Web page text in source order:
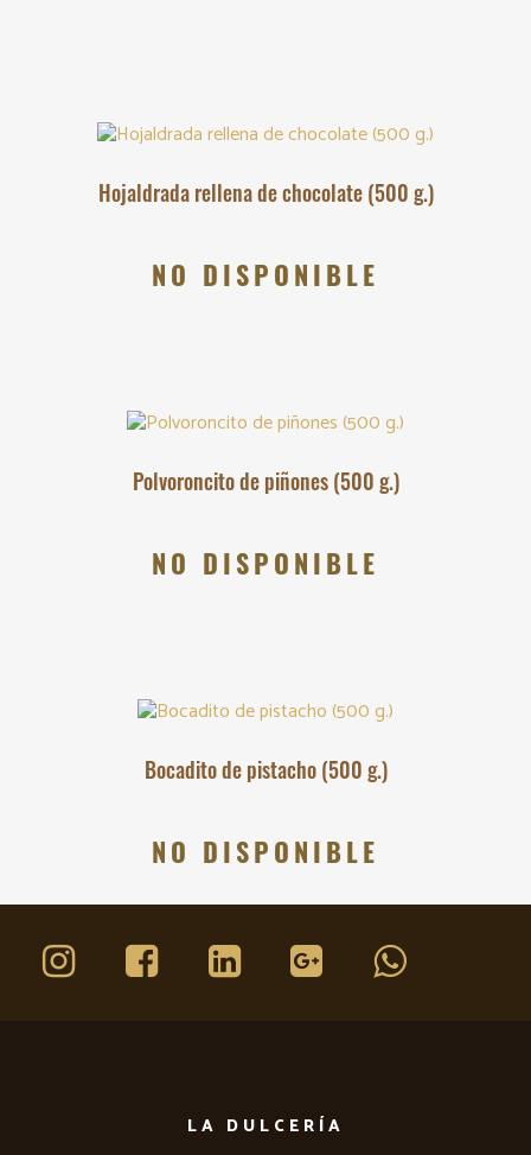
Hojaldrada rellena de chocolate (500 g.)
NO DISPONIBLE
Polvoroncito de piñones (500 g.)
NO DISPONIBLE
Bocadito de pistacho (500 g.)
NO DISPONIBLE
LA DULCERÍA